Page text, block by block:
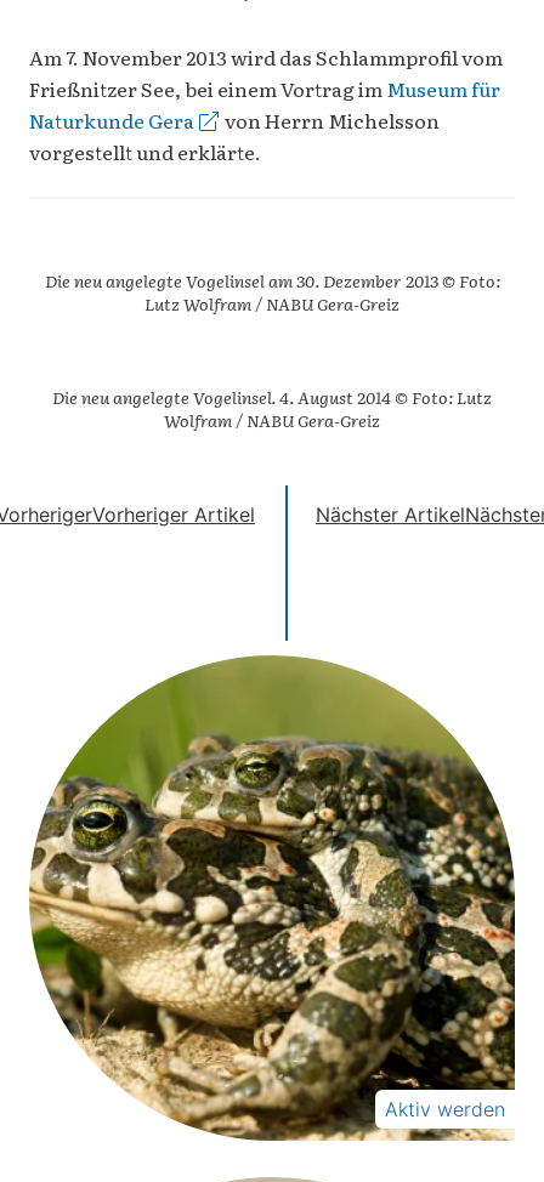
Am 7. November 2013 wird das Schlammprofil vom
Frießnitzer See, bei einem Vortrag imMuseum für
Naturkunde Gera
von Herrn Michelsson
vorgestellt und erklärte.
Die neu angelegte Vogelinsel am 30. Dezember 2013 © Foto:
Lutz Wolfram / NABU Gera-Greiz
Die neu angelegte Vogelinsel. 4. August 2014 © Foto: Lutz
Wolfram / NABU Gera-Greiz
Vorheriger Artikel Nächster Artikel
Aktiv werden